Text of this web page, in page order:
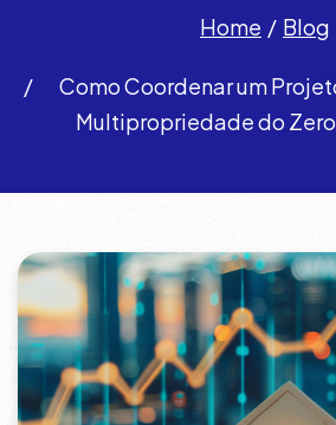
Home Blog
Como Coordenar um
Multipropriedade do